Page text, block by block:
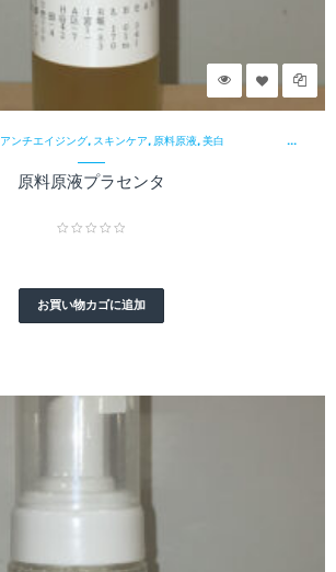
アンチエイジング, スキンケア, 原料原液, 美白
原料原液プラセンタ
お買い物カゴに追加